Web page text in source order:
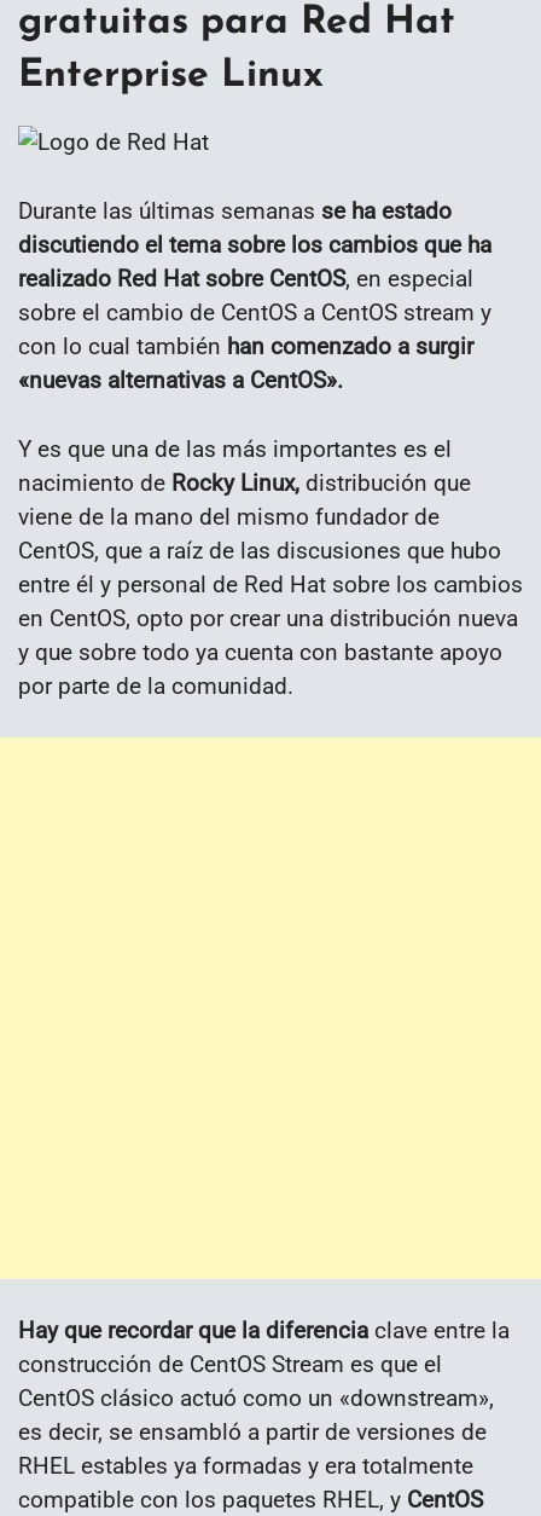
gratuitas para Red Hat
Enterprise Linux
Durante las últimas semanas se ha estado
discutiendo el tema sobre los cambios que ha
realizado Red Hat sobre CentOS, en especial
sobre el cambio de CentOS a CentOS stream y
con lo cual también han comenzado a surgir
«nuevas alternativas a CentOS».
Y es que una de las más importantes es el
nacimiento de Rocky Linux, distribución que
viene de la mano del mismo fundador de
CentOS, que a raíz de las discusiones que hubo
entre él y personal de Red Hat sobre los cambios
en CentOS, opto por crear una distribución nueva
y que sobre todo ya cuenta con bastante apoyo
por parte de la comunidad.
Hay que recordar que la diferencia clave entre la
construcción de CentOS Stream es que el
CentOS clásico actuó como un «downstream»,
es decir, se ensambló a partir de versiones de
RHEL estables ya formadas y era totalmente
compatible con los paquetes RHEL, y CentOS